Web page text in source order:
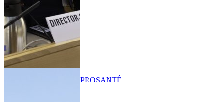
PROSANTÉ